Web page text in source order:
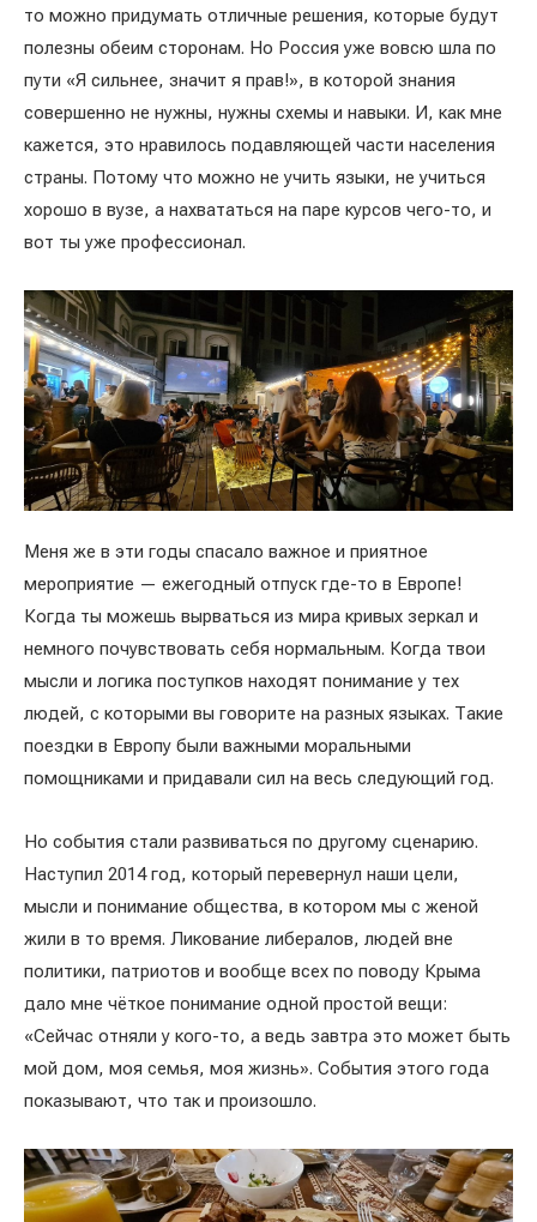
то можно придумать отличные решения, которые будут
полезны обеим сторонам. Но Россия уже вовсю шла по
пути «Я сильнее, значит я прав!», в которой знания
совершенно не нужны, нужны схемы и навыки. И, как мне
кажется, это нравилось подавляющей части населения
страны. Потому что можно не учить языки, не учиться
хорошо в вузе, а нахвататься на паре курсов чего-то, и
вот ты уже профессионал.
Меня же в эти годы спасало важное и приятное
мероприятие — ежегодный отпуск где-то в Европе!
Когда ты можешь вырваться из мира кривых зеркал и
немного почувствовать себя нормальным. Когда твои
мысли и логика поступков находят понимание у тех
людей, с которыми вы говорите на разных языках. Такие
поездки в Европу были важными моральными
помощниками и придавали сил на весь следующий год.
Но события стали развиваться по другому сценарию.
Наступил 2014 год, который перевернул наши цели,
мысли и понимание общества, в котором мы с женой
жили в то время. Ликование либералов, людей вне
политики, патриотов и вообще всех по поводу Крыма
дало мне чёткое понимание одной простой вещи:
«Сейчас отняли у кого-то, а ведь завтра это может быть
мой дом, моя семья, моя жизнь». События этого года
показывают, что так и произошло.